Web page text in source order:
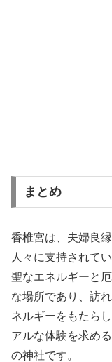
まとめ
香椎宮は、夫婦良
人々に支持されて
聖なエネルギーと
な場所であり、訪
ネルギーをもたら
アルな体験を求め
の神社です。